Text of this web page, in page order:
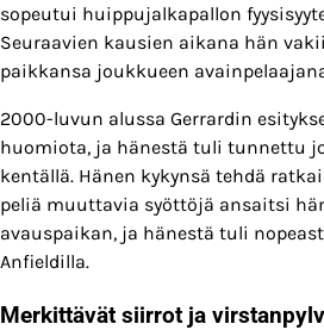
sopeutui huippujalkapallon
Seuraavien kausien aikana hän
paikkansa joukkueen
2000-luvun alussa Gerrardin
huomiota, ja hänestä tuli tunnettu
kentällä. Hänen kykynsä tehdä
peliä muuttavia syöttöjä ansaitsi
avauspaikan, ja hänestä tuli
Anfieldilla.
Merkittävät siirrot ja